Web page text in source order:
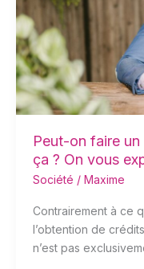
Peut-on faire
ça ? On vous
Société / Maxime
Contrairement à ce
l’obtention de
n’est pas
crédit
en
CDD
?
Si
oui,
ça
?
On
explique